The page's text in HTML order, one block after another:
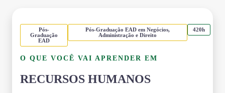
Pós-
Graduação
EAD
Pós-Graduação EAD em Negócios,
Administração e Direito
420h
O QUE VOCÊ VAI APRENDER EM
RECURSOS HUMANOS